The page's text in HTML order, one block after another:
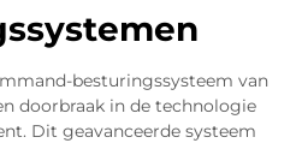
besturingssysteem van
doorbraak in de technologie
Dit geavanceerde systeem